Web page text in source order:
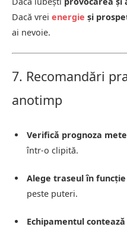
Dacă vrei energie și
ai nevoie.
7. Recomandări
anotimp
Verifică prognoza
într-o clipită.
Alege traseul în
peste puteri.
Echipamentul contează